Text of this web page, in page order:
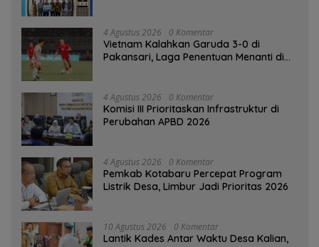
4 Agustus 2026 0 Komentar
Vietnam Kalahkan Garuda 3-0 di
Pakansari, Laga Penentuan Menanti di
4 Agustus 2026 0 Komentar
‎Komisi III Prioritaskan Infrastruktur di
Perubahan APBD 2026
4 Agustus 2026 0 Komentar
Pemkab Kotabaru Percepat Program
Listrik Desa, Limbur Jadi Prioritas 2026
10 Agustus 2026 0 Komentar
Lantik Kades Antar Waktu Desa Kalian,